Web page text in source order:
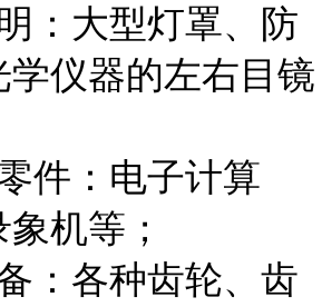
：大型灯罩、防
仪器的左右目镜
件：电子计算
机等；
：各种齿轮、齿